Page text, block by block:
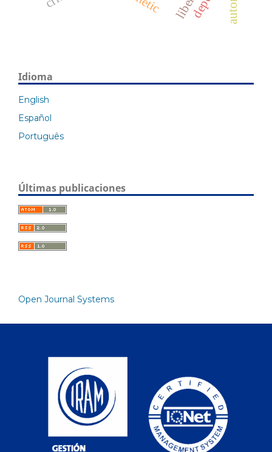
Idioma
English
Español
Português
Últimas publicaciones
Open Journal Systems